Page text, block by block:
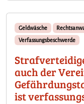
Geldwäsche
Verfassungsbeschwerde
auch der
ist